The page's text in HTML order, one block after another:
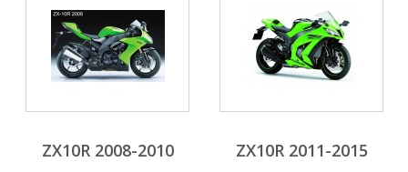
ZX10R 2008-2010 ZX10R 2011-2015